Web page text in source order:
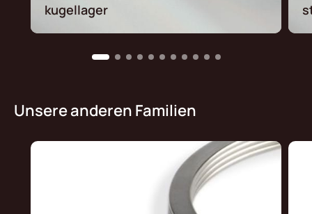
kugellager
Unsere anderen Familien